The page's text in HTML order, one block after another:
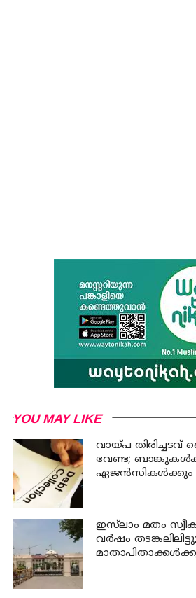
YOU MAY LIKE
വായ്പ
വേണ്ട;
ഏജൻസികൾക്കും
ഇസ്‍ലാം മതം
വർഷം തടങ്കലിലിട്ടു;